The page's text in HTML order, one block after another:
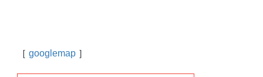
［googlemap ］